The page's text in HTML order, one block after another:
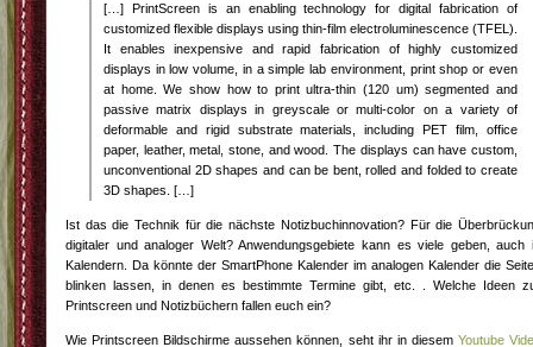
[…] PrintScreen is an enabling technology for digital fabrication of
customized flexible displays using thin-film electroluminescence (TFEL).
It enables inexpensive and rapid fabrication of highly customized
displays in low volume, in a simple lab environment, print shop or even
at home. We show how to print ultra-thin (120 um) segmented and
passive matrix displays in greyscale or multi-color on a variety of
deformable and rigid substrate materials, including PET film, office
paper, leather, metal, stone, and wood. The displays can have custom,
unconventional 2D shapes and can be bent, rolled and folded to create
3D shapes. […]
Ist das die Technik für die nächste Notizbuchinnovation? Für die
digitaler und analoger Welt? Anwendungsgebiete kann es viele geben, auch
Kalendern. Da könnte der SmartPhone Kalender im analogen Kalender die
blinken lassen, in denen es bestimmte Termine gibt, etc. . Welche Ideen
Printscreen und Notizbüchern fallen euch ein?
Wie Printscreen Bildschirme aussehen können, seht ihr in diesem Youtube